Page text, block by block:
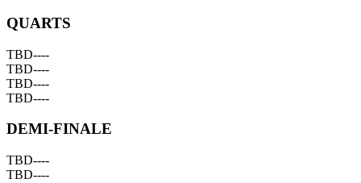
QUARTS
TBD----
TBD----
TBD----
TBD----
DEMI-FINALE
TBD----
TBD----